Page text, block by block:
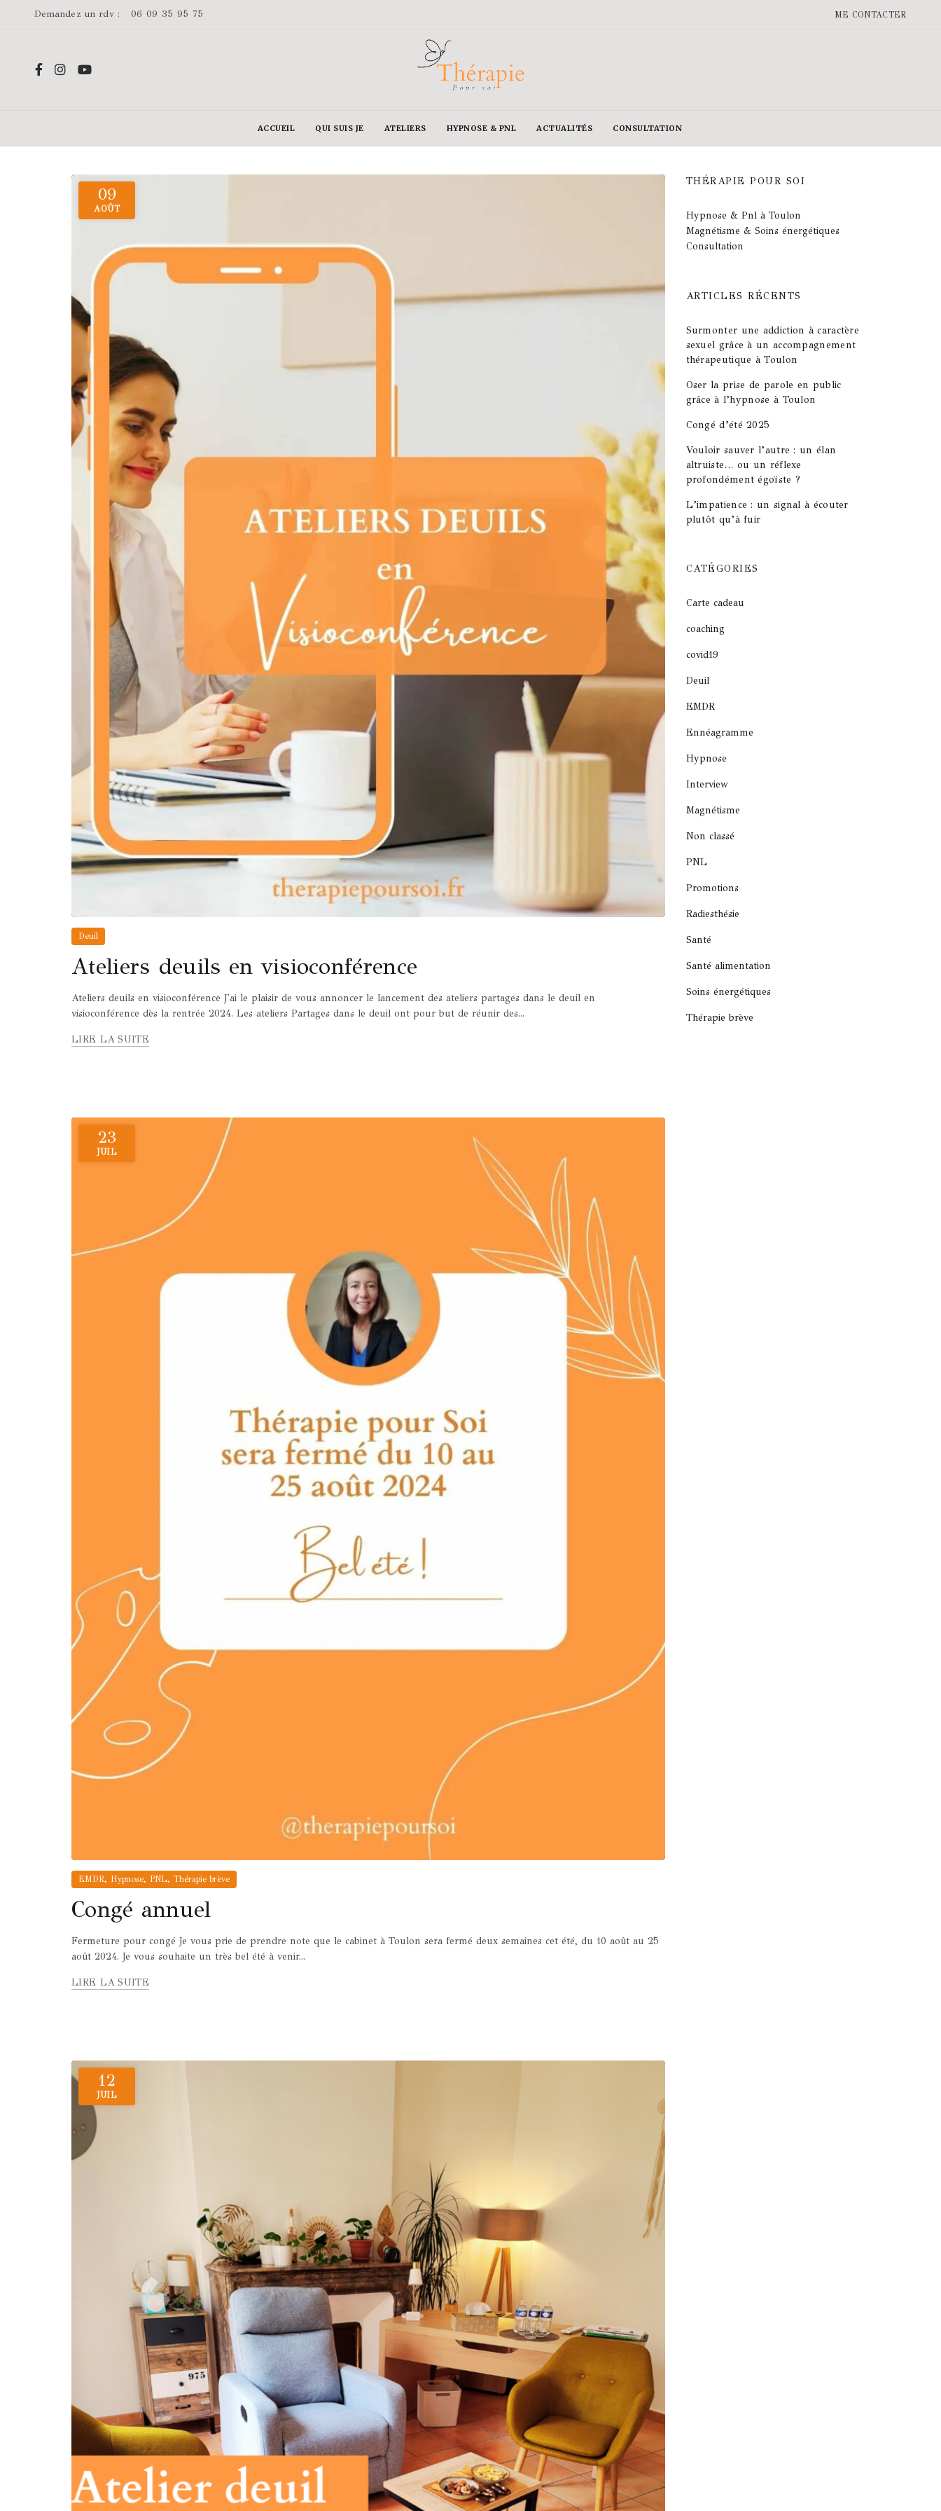
Demandez un rdv : 06 09 35 95 75 ME CONTACTER
ACCUEIL QUI SUIS JE ATELIERS HYPNOSE & PNL ACTUALITÉS CONSULTATION
09
AOÛT
Deuil
Ateliers deuils en visioconférence
Ateliers deuils en visioconférence J'ai le plaisir de vous annoncer le lancement des ateliers partages dans le deuil en
visioconférence dès la rentrée 2024. Les ateliers Partages dans le deuil ont pour but de réunir des...
LIRE LA SUITE
23
JUIL
EMDR, Hypnose, PNL, Thérapie brève
Congé annuel
Fermeture pour congé Je vous prie de prendre note que le cabinet à Toulon sera fermé deux semaines cet été, du 10 août au 25
août 2024. Je vous souhaite un très bel été à venir...
LIRE LA SUITE
12
JUIL
THÉRAPIE POUR SOI
Hypnose & Pnl à Toulon
Magnétisme & Soins énergétiques
Consultation
ARTICLES RÉCENTS
Surmonter une addiction à caractère
sexuel grâce à un accompagnement
thérapeutique à Toulon
Oser la prise de parole en public
grâce à l’hypnose à Toulon
Congé d’été 2025
Vouloir sauver l’autre : un élan
altruiste… ou un réflexe
profondément égoïste ?
L’impatience : un signal à écouter
plutôt qu’à fuir
CATÉGORIES
Carte cadeau
coaching
covid19
Deuil
EMDR
Ennéagramme
Hypnose
Interview
Magnétisme
Non classé
PNL
Promotions
Radiesthésie
Santé
Santé alimentation
Soins énergétiques
Thérapie brève